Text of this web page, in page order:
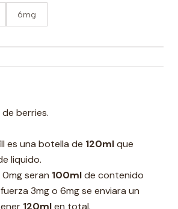
6mg
de berries.
es una botella de 120mlque
liquido.
seran 100mlde contenido
3mg o 6mg se enviara un
120mlen total.